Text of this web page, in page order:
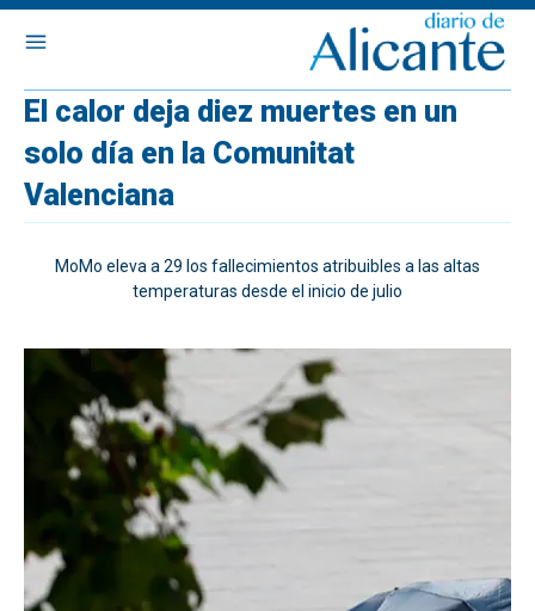
El calor deja diez muertes en un
solo día en la Comunitat
Valenciana
MoMo eleva a 29 los fallecimientos atribuibles a las altas
temperaturas desde el inicio de julio